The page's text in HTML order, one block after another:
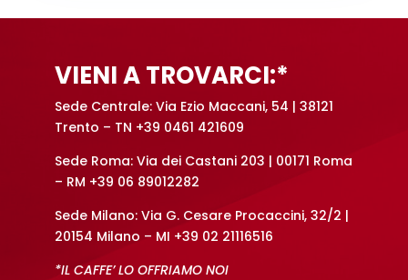
VIENI A TROVARCI:*
Sede Centrale: Via Ezio Maccani, 54 | 38121
Trento – TN +39 0461 421609
Sede Roma: Via dei Castani 203 | 00171 Roma
– RM +39 06 89012282
Sede Milano: Via G. Cesare Procaccini, 32/2 |
20154 Milano – MI +39 02 21116516
*IL CAFFE’ LO OFFRIAMO NOI